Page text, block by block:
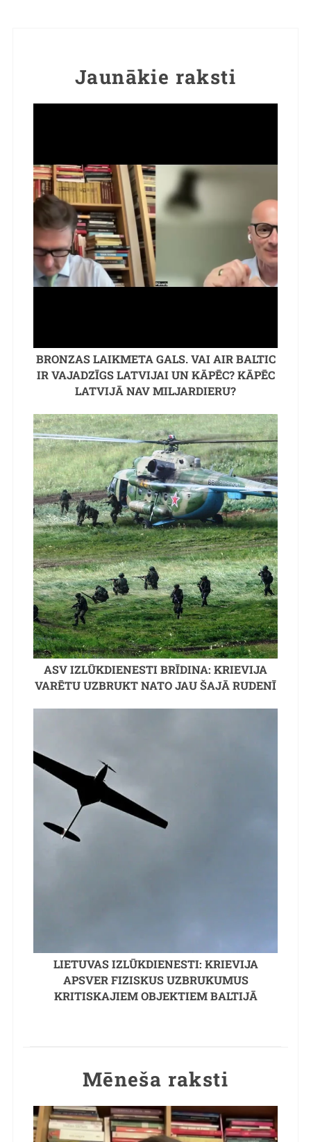
Jaunākie raksti
BRONZAS LAIKMETA GALS. VAI AIR BALTIC
IR VAJADZĪGS LATVIJAI UN KĀPĒC? KĀPĒC
LATVIJĀ NAV MILJARDIERU?
ASV IZLŪKDIENESTI BRĪDINA: KRIEVIJA
VARĒTU UZBRUKT NATO JAU ŠAJĀ RUDENĪ
LIETUVAS IZLŪKDIENESTI: KRIEVIJA
APSVER FIZISKUS UZBRUKUMUS
KRITISKAJIEM OBJEKTIEM BALTIJĀ
Mēneša raksti